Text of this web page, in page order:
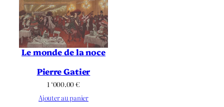
Le monde de la noce
Pierre Gatier
1 ‘000.00€
Ajouter au panier